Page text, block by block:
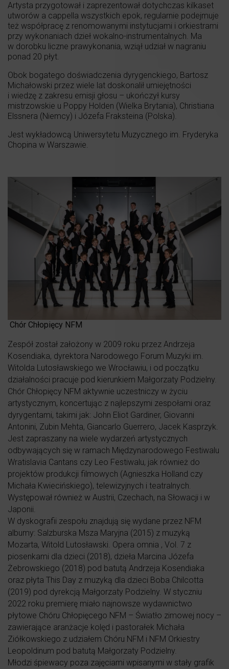
Artysta przygotował i zaprezentował dotychczas kilkaset
utworów a cappella wszystkich epok, regularnie podejmuje
też współpracę z renomowanymi instytucjami i orkiestrami
przy wykonaniach dzieł wokalno-instrumentalnych. Ma
w dorobku liczne prawykonania, wziął udział w nagraniu
ponad 20 płyt.
Obok bogatego doświadczenia dyrygenckiego, Bartosz
Michałowski przez wiele lat doskonalił umiejętności
i wiedzę z zakresu emisji głosu – ukończył kursy
mistrzowskie u Poppy Holden (Wielka Brytania), Christiana
Elssnera (Niemcy) i Józefa Fraksteina (Polska).
Jest wykładowcą Uniwersytetu Muzycznego im. Fryderyka
Chopina w Warszawie.
Chór Chłopięcy NFM
Zespół został założony w 2009 roku przez Andrzeja
Kosendiaka, dyrektora Narodowego Forum Muzyki im.
Witolda Lutosławskiego we Wrocławiu, i od początku
działalności pracuje pod kierunkiem Małgorzaty Podzielny.
Chór Chłopięcy NFM aktywnie uczestniczy w życiu
artystycznym, koncertując z najlepszymi zespołami oraz
dyrygentami, takimi jak: John Eliot Gardiner, Giovanni
Antonini, Zubin Mehta, Giancarlo Guerrero, Jacek Kasprzyk.
Jest zapraszany na wiele wydarzeń artystycznych
odbywających się w ramach Międzynarodowego Festiwalu
Wratislavia Cantans czy Leo Festiwalu, jak również do
projektów produkcji filmowych (Agnieszka Holland czy
Michała Kwiecińskiego), telewizyjnych i teatralnych.
Występował również w Austrii, Czechach, na Słowacji i w
Japonii.
W dyskografii zespołu znajdują się wydane przez NFM
albumy: Salzburska Msza Maryjna (2015) z muzyką
Mozarta, Witold Lutosławski. Opera omnia , Vol. 7 z
piosenkami dla dzieci (2018), dzieła Marcina Józefa
Żebrowskiego (2018) pod batutą Andrzeja Kosendiaka
oraz płyta This Day z muzyką dla dzieci Boba Chilcotta
(2019) pod dyrekcją Małgorzaty Podzielny. W styczniu
2022 roku premierę miało najnowsze wydawnictwo
płytowe Chóru Chłopięcego NFM – Światło zimowej nocy –
zawierające aranżacje kolęd i pastorałek Michała
Ziółkowskiego z udziałem Chóru NFM i NFM Orkiestry
Leopoldinum pod batutą Małgorzaty Podzielny.
Młodzi śpiewacy poza zajęciami wpisanymi w stały grafik